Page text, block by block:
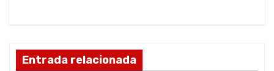
d
Entrada relacionada